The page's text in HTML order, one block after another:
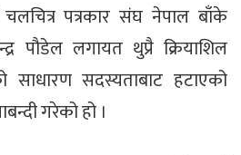
चलचित्र पत्रकार संघ नेपाल बाँके
पौडेल लगायत थुप्रै क्रियाशिल
साधारण सदस्यताबाट हटाएको
गरेको हो ।